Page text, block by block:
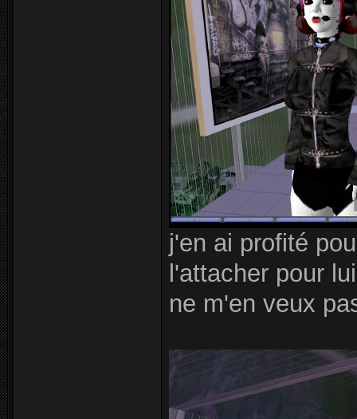
j'en ai profité
l'attacher pour
ne m'en veux